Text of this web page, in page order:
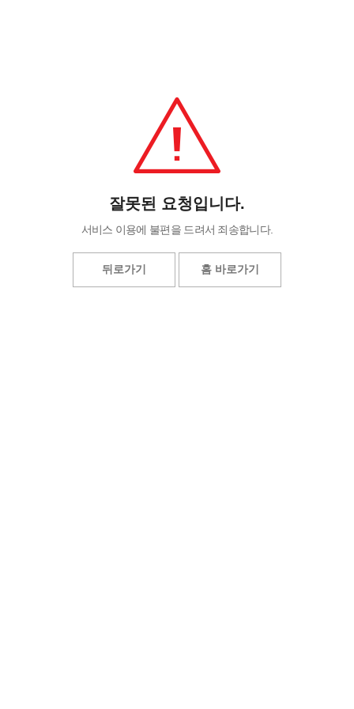
잘못된 요청입니다.
서비스 이용에 불편을 드려서 죄송합니다.
뒤로가기 홈 바로가기